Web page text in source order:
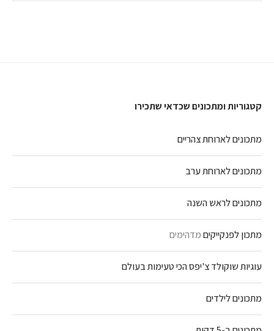
קטגוריות ומתכונים שכדאי שתכירו
מתכונים לארוחת צהריים
מתכונים לארוחת ערב
מתכונים לראש השנה
מתכון לפנקייקיםמדהימים
עוגיות שוקולד צ'יפס הכי טעימות בעולם
מתכונים לילדים